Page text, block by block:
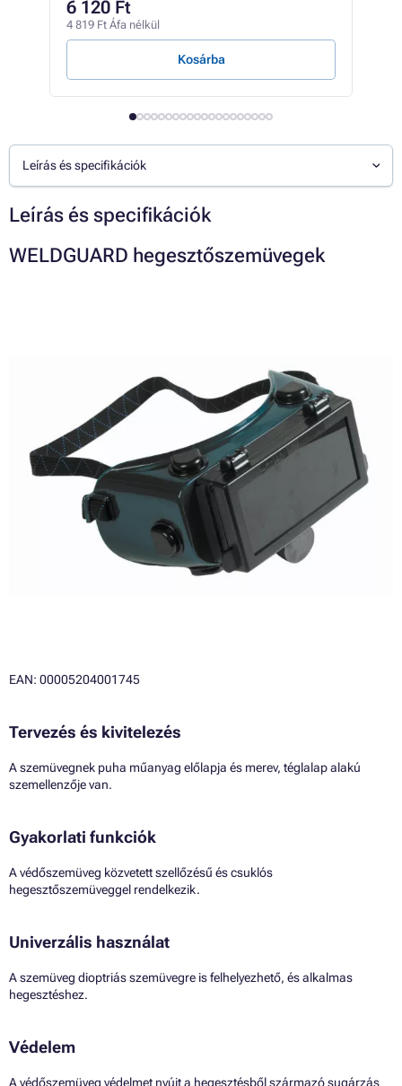
6 120 Ft
4 819 Ft Áfa nélkül
Kosárba
Leírás és specifikációk
Leírás és specifikációk
WELDGUARD hegesztőszemüvegek
EAN: 00005204001745
Tervezés és kivitelezés
A szemüvegnek puha műanyag előlapja és merev, téglalap alakú
szemellenzője van.
Gyakorlati funkciók
A védőszemüveg közvetett szellőzésű és csuklós
hegesztőszemüveggel rendelkezik.
Univerzális használat
A szemüveg dioptriás szemüvegre is felhelyezhető, és alkalmas
hegesztéshez.
Védelem
A védőszemüveg védelmet nyújt a hegesztésből származó sugárzás